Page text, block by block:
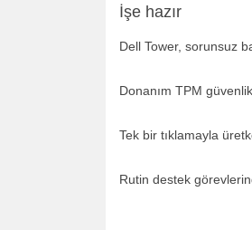
İşe hazır
Dell Tower, sorunsuz
Donanım TPM
Tek bir tıklamayla
Rutin destek